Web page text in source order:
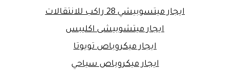
ايجار ميتسوبيشي 28 راكب للانتقالات
ايجار ميتشوبيشى اكليبس
ايجار ميكروباص تويوتا
ايجار ميكروباص سياحي